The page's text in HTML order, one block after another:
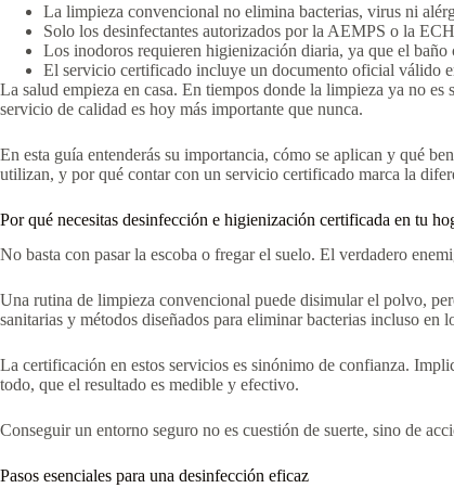
La limpieza convencional no elimina bacterias, virus ni
Solo los desinfectantes autorizados por la AEMPS o la
Los inodoros requieren higienización diaria, ya que el baño
El servicio certificado incluye un documento oficial válido
La salud empieza en casa. En tiempos donde la limpieza ya no
servicio de calidad es hoy más importante que nunca.
En esta guía entenderás su importancia, cómo se aplican y qué
utilizan, y por qué contar con un servicio certificado marca la
Por qué necesitas desinfección e higienización certificada en tu
No basta con pasar la escoba o fregar el suelo. El verdadero
Una rutina de limpieza convencional puede disimular el polvo,
sanitarias y métodos diseñados para eliminar bacterias incluso en
La certificación en estos servicios es sinónimo de confianza.
todo, que el resultado es medible y efectivo.
Conseguir un entorno seguro no es cuestión de suerte, sino de
Pasos esenciales para una desinfección eficaz